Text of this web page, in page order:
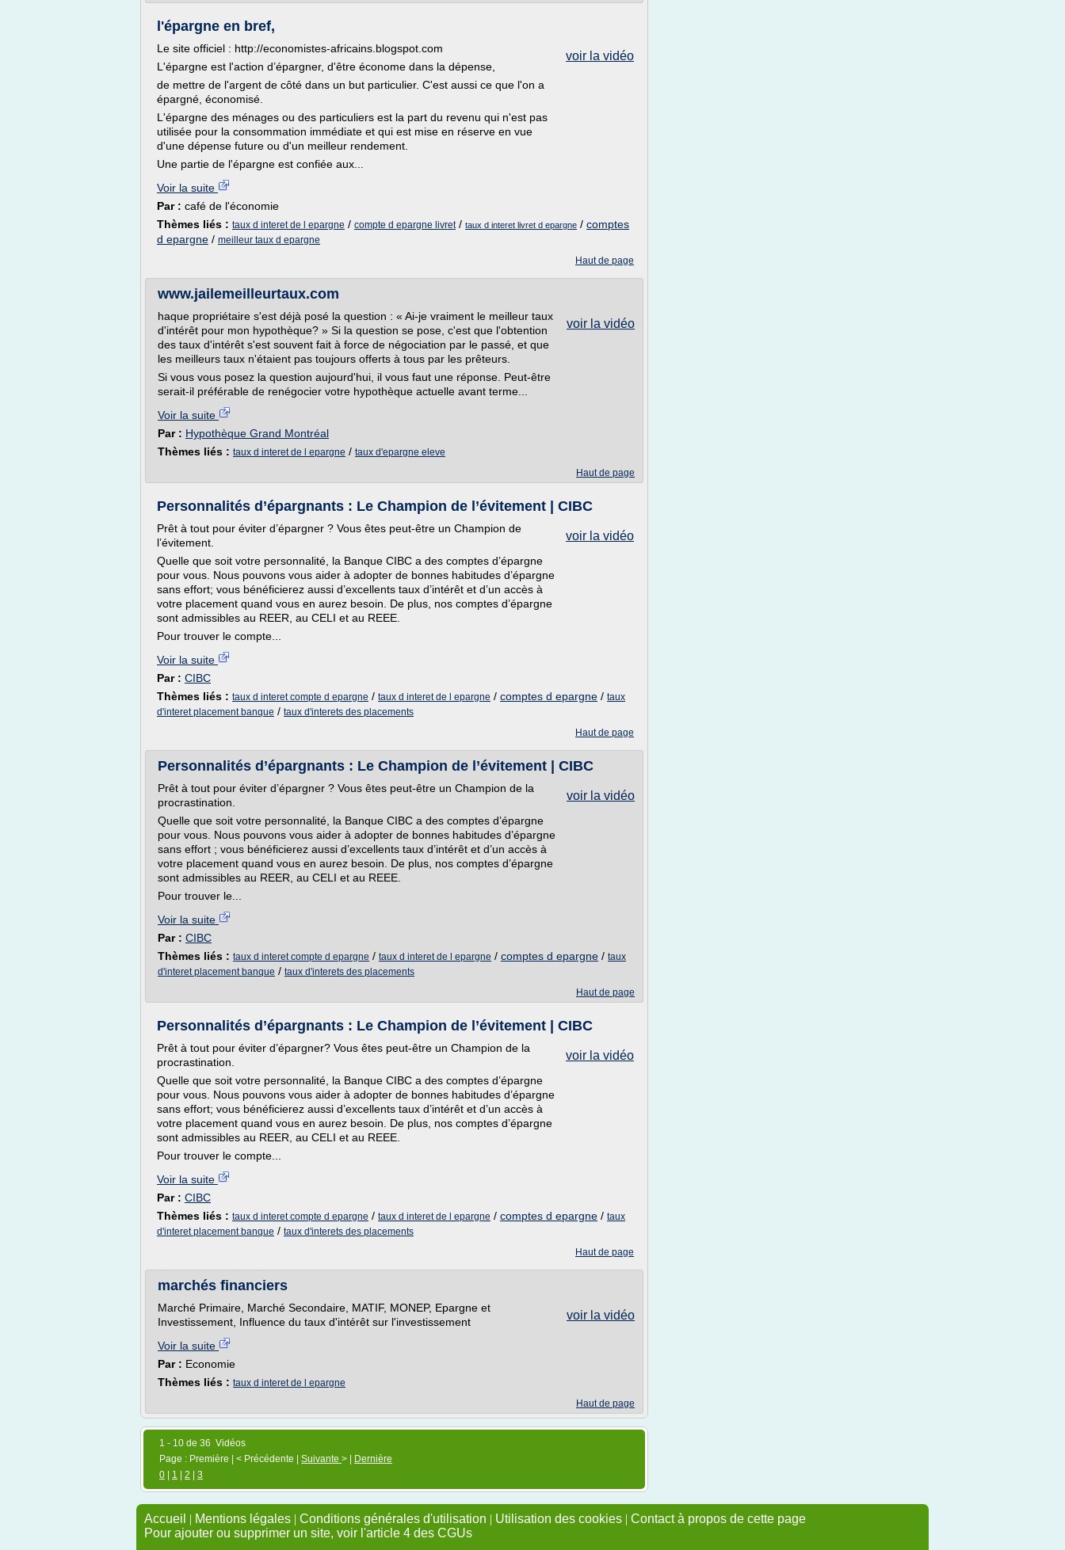
l'épargne en bref,
voir la vidéo
Le site officiel : http://economistes-africains.blogspot.com
L'épargne est l'action d’épargner, d'être économe dans la dépense,
de mettre de l'argent de côté dans un but particulier. C'est aussi ce que l'on a
épargné, économisé.
L'épargne des ménages ou des particuliers est la part du revenu qui n'est pas
utilisée pour la consommation immédiate et qui est mise en réserve en vue
d'une dépense future ou d'un meilleur rendement.
Une partie de l'épargne est confiée aux...
Voir la suite
Par : café de l'économie
Thèmes liés : taux d interet de l epargne / compte d epargne livret/ taux d interet livret d epargne / comptes
d epargne / meilleur taux d epargne
Haut de page
www.jailemeilleurtaux.com
voir la vidéo
haque propriétaire s'est déjà posé la question : « Ai-je vraiment le meilleur taux
d'intérêt pour mon hypothèque? » Si la question se pose, c'est que l'obtention
des taux d'intérêt s'est souvent fait à force de négociation par le passé, et que
les meilleurs taux n'étaient pas toujours offerts à tous par les prêteurs.
Si vous vous posez la question aujourd'hui, il vous faut une réponse. Peut-être
serait-il préférable de renégocier votre hypothèque actuelle avant terme...
Voir la suite
Par : Hypothèque Grand Montréal
Thèmes liés : taux d interet de l epargne / taux d'epargne eleve
Haut de page
Personnalités d’épargnants : Le Champion de l’évitement | CIBC
voir la vidéo
Prêt à tout pour éviter d’épargner ? Vous êtes peut-être un Champion de
l’évitement.
Quelle que soit votre personnalité, la Banque CIBC a des comptes d’épargne
pour vous. Nous pouvons vous aider à adopter de bonnes habitudes d’épargne
sans effort; vous bénéficierez aussi d’excellents taux d’intérêt et d’un accès à
votre placement quand vous en aurez besoin. De plus, nos comptes d’épargne
sont admissibles au REER, au CELI et au REEE.
Pour trouver le compte...
Voir la suite
Par : CIBC
Thèmes liés : taux d interet compte d epargne / taux d interet de l epargne / comptes d epargne / taux
d'interet placement banque / taux d'interets des placements
Haut de page
Personnalités d’épargnants : Le Champion de l’évitement | CIBC
voir la vidéo
Prêt à tout pour éviter d’épargner ? Vous êtes peut-être un Champion de la
procrastination.
Quelle que soit votre personnalité, la Banque CIBC a des comptes d’épargne
pour vous. Nous pouvons vous aider à adopter de bonnes habitudes d’épargne
sans effort ; vous bénéficierez aussi d’excellents taux d’intérêt et d’un accès à
votre placement quand vous en aurez besoin. De plus, nos comptes d’épargne
sont admissibles au REER, au CELI et au REEE.
Pour trouver le...
Voir la suite
Par : CIBC
Thèmes liés : taux d interet compte d epargne / taux d interet de l epargne / comptes d epargne / taux
d'interet placement banque / taux d'interets des placements
Haut de page
Personnalités d’épargnants : Le Champion de l’évitement | CIBC
voir la vidéo
Prêt à tout pour éviter d’épargner? Vous êtes peut-être un Champion de la
procrastination.
Quelle que soit votre personnalité, la Banque CIBC a des comptes d’épargne
pour vous. Nous pouvons vous aider à adopter de bonnes habitudes d’épargne
sans effort; vous bénéficierez aussi d’excellents taux d’intérêt et d’un accès à
votre placement quand vous en aurez besoin. De plus, nos comptes d’épargne
sont admissibles au REER, au CELI et au REEE.
Pour trouver le compte...
Voir la suite
Par : CIBC
Thèmes liés : taux d interet compte d epargne / taux d interet de l epargne / comptes d epargne / taux
d'interet placement banque / taux d'interets des placements
Haut de page
marchés financiers
voir la vidéo
Marché Primaire, Marché Secondaire, MATIF, MONEP, Epargne et
Investissement, Influence du taux d'intérêt sur l'investissement
Voir la suite
Par : Economie
Thèmes liés : taux d interet de l epargne
Haut de page
1 - 10 de 36 Vidéos
Page : Première | < Précédente | Suivante > |
Dernière
0
1 2 3
Accueil | Mentions légales | Conditions générales d'utilisation | Utilisation des cookies | Contact à propos de cette page
Pour ajouter ou supprimer un site, voir l'article 4 des CGUs